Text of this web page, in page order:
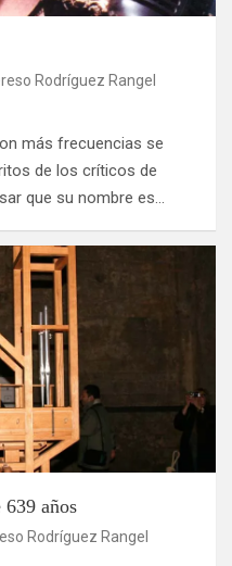
Rodríguez Rangel
más frecuencias se
de los críticos de
que su nombre es…
639 años
Rodríguez Rangel